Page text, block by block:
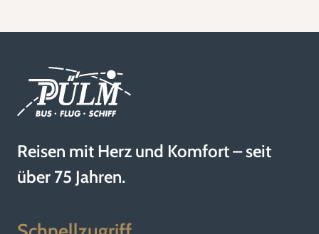
Reisen mit Herz und Komfort – seit
über 75 Jahren.